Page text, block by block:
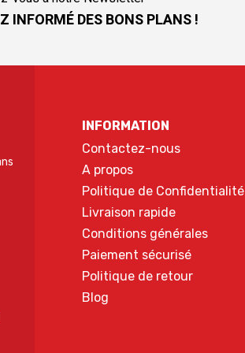
INFORMÉ DES BONS PLANS !
INFORMATION
Contactez-nous
A propos
Politique de Confidentialité
Livraison rapide
Conditions générales
Paiement sécurisé
Politique de retour
Blog